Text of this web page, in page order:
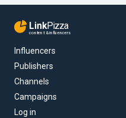
LinkPizza
content & influencers
Influencers
Publishers
Channels
Campaigns
Log in